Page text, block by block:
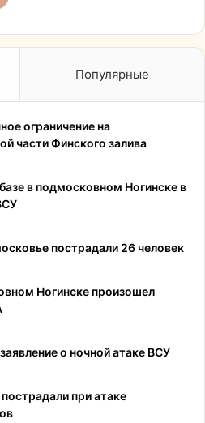
Популярные
ограничение на
части Финского залива
в подмосковном Ногинске в
пострадали 26 человек
Ногинске произошел
о ночной атаке ВСУ
при атаке